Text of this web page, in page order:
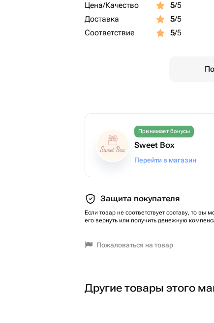
Цена/Качество
5/5
Доставка
5/5
Соответствие
5/5
Принимает бонусы
Sweet Box
Перейти в магазин
Защита покупателя
Если товар не соответствует составу, то вы
его вернуть или получить денежную
Пожаловаться на товар
Другие товары этого